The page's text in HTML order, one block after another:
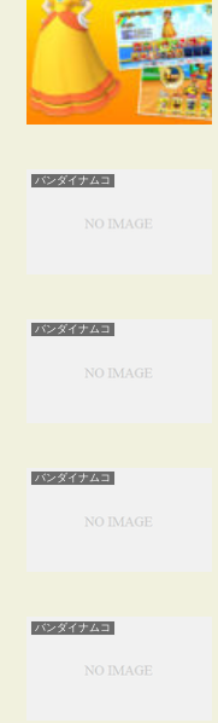
バンダイナムコ
バンダイナムコ
バンダイナムコ
バンダイナムコ